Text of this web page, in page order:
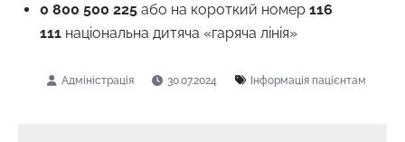
0 800 500 225 або на короткий номер 116
111 національна дитяча «гаряча лінія»
30.07.2024 Інформація пацієнтам